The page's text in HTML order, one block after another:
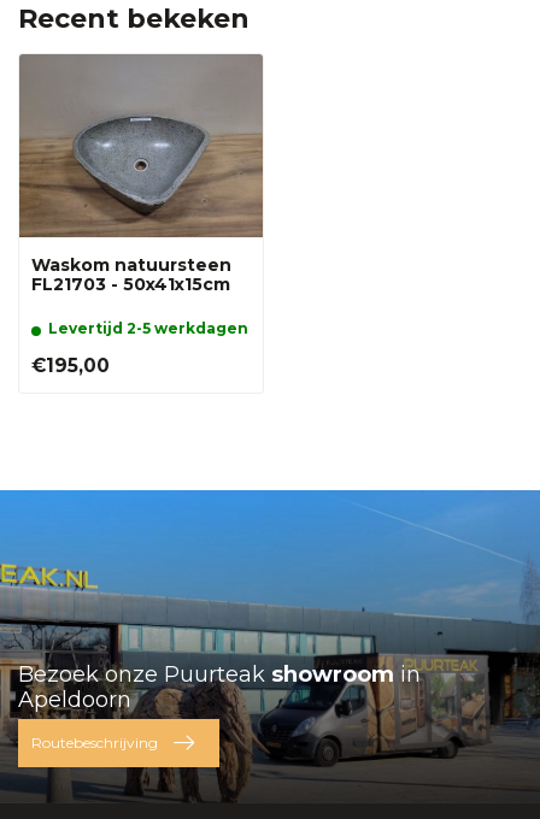
Recent bekeken
Waskom natuursteen
FL21703 - 50x41x15cm
Levertijd 2-5 werkdagen
€195,00
Bezoek onze Puurteak showroom in
Apeldoorn
Routebeschrijving